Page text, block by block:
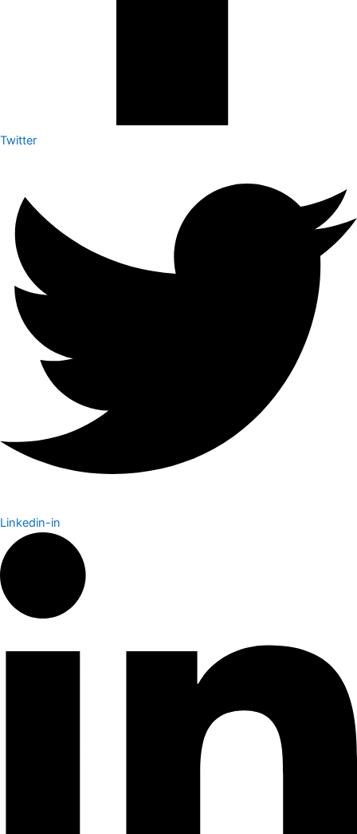
Twitter
Linkedin-in